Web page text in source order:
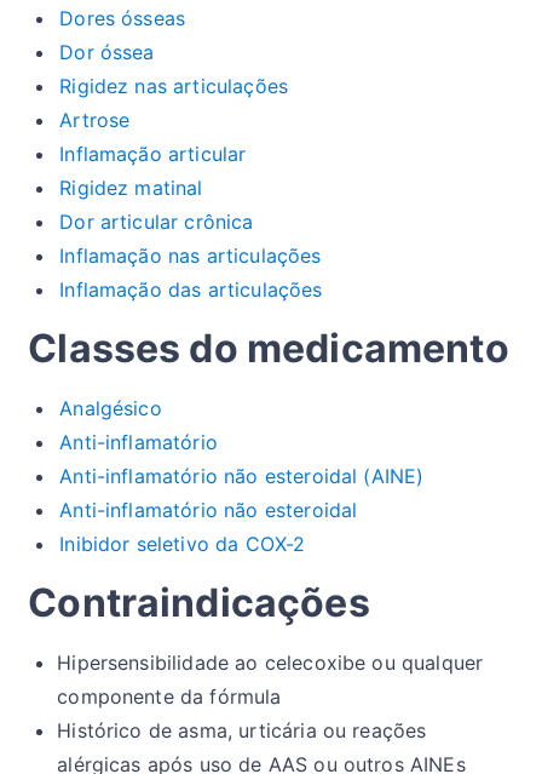
Dores ósseas
Dor óssea
Rigidez nas articulações
Artrose
Inflamação articular
Rigidez matinal
Dor articular crônica
Inflamação nas articulações
Inflamação das articulações
Classes do medicamento
Analgésico
Anti-inflamatório
Anti-inflamatório não esteroidal (AINE)
Anti-inflamatório não esteroidal
Inibidor seletivo da COX-2
Contraindicações
Hipersensibilidade ao celecoxibe ou qualquer
componente da fórmula
Histórico de asma, urticária ou reações
alérgicas após uso de AAS ou outros AINEs